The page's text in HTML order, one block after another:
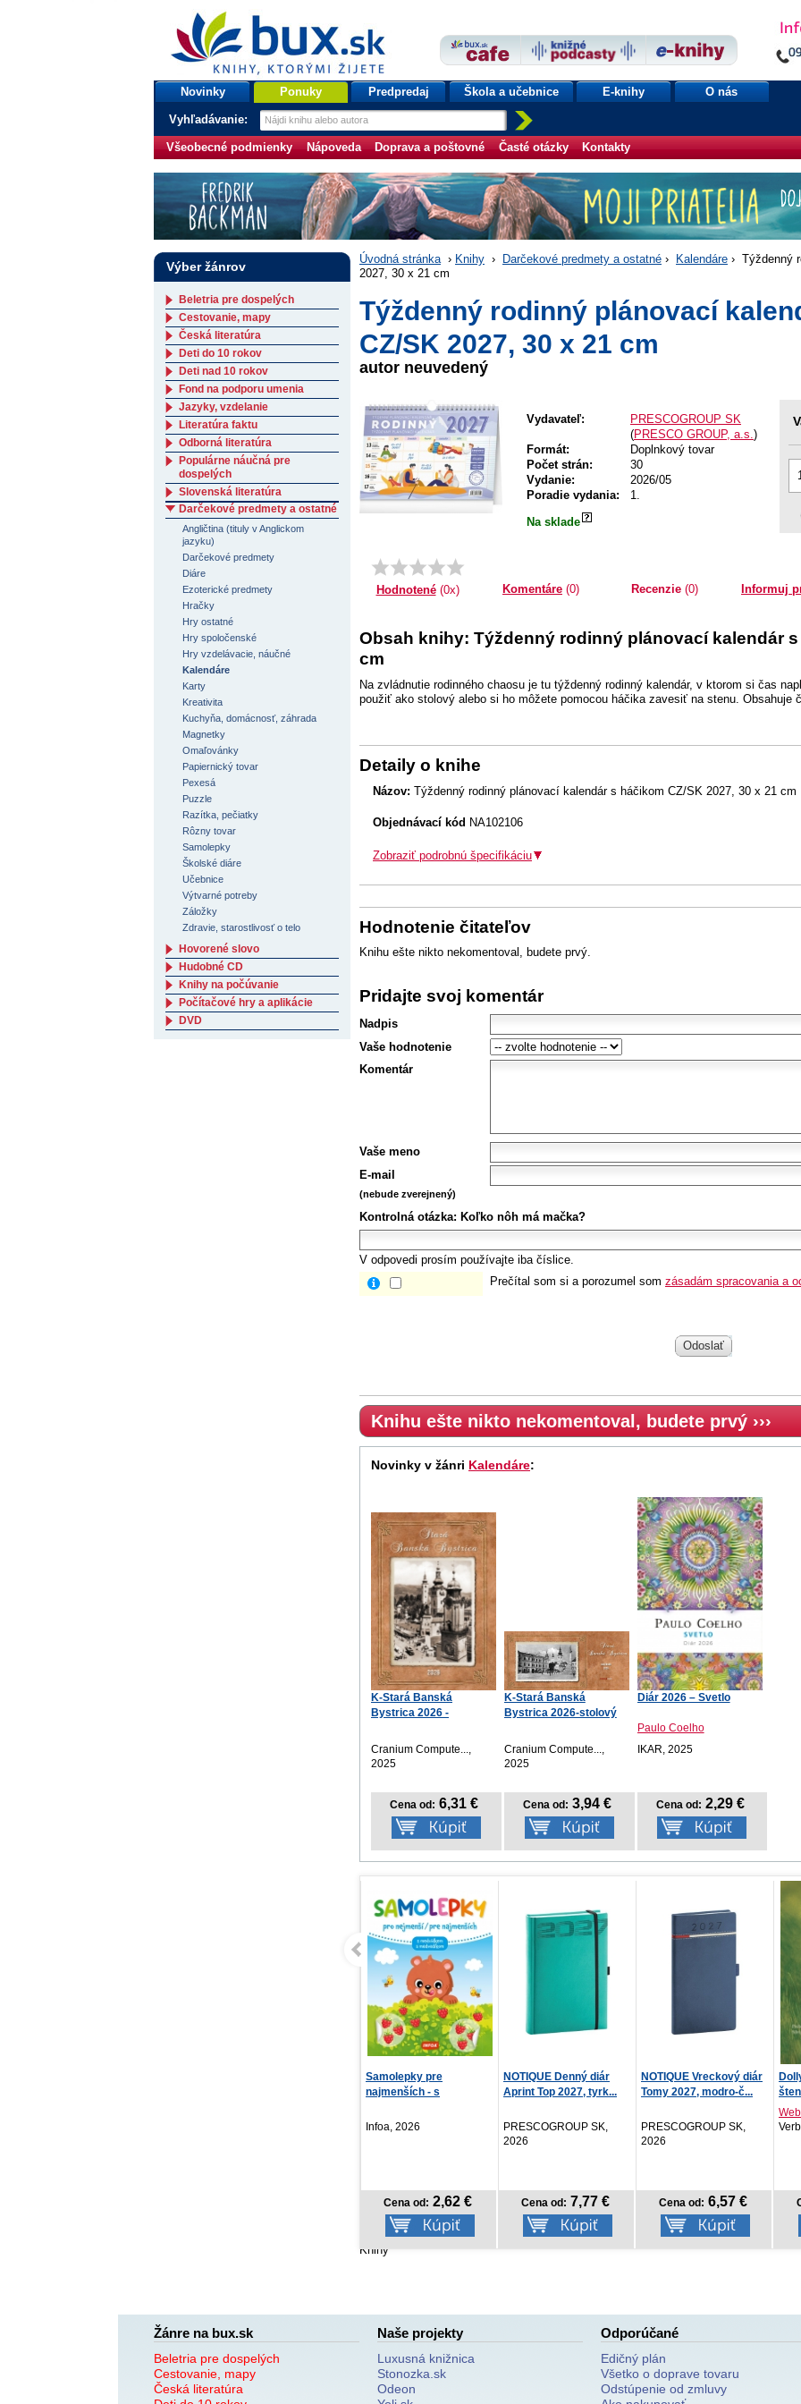
bux.sk
knihy, ktorými žijete
Úvodná stránka
Novinky Ponuky Predpredaj Škola a učebnice E-knihy O nás
Vyhľadávanie:
Všeobecné podmienky Nápoveda Doprava a poštovné Časté otázky Kontakty
Úvodná stránka › Knihy › Darčekové predmety a ostatné › Kalendáre › Týždenný
2027, 30 x 21 cm
Týždenný rodinný plánovací
CZ/SK 2027, 30 x 21 cm
autor neuvedený
Vydavateľ:
PRESCOGROUP SK
(PRESCO GROUP, a.s.)
Formát:
Doplnkový tovar
Počet strán:
30
Vydanie:
2026/05
Poradie vydania:
1.
Na sklade
Hodnotené(0x) Komentáre (0) Recenzie(0) Informuj
Obsah knihy: Týždenný rodinný plánovací kalendár s
cm
Na zvládnutie rodinného chaosu je tu týždenný rodinný kalendár, v ktorom si čas
použiť ako stolový alebo si ho môžete pomocou háčika zavesiť na stenu. Obsahuje
Detaily o knihe
Názov: Týždenný rodinný plánovací kalendár s háčikom CZ/SK 2027, 30 x 21 cm
Objednávací kód NA102106
Zobraziť podrobnú špecifikáciu
Hodnotenie čitateľov
Knihu ešte nikto nekomentoval, budete prvý.
Pridajte svoj komentár
Nadpis
Vaše hodnotenie
Komentár
Vaše meno
E-mail
(nebude zverejnený)
Kontrolná otázka: Koľko nôh má mačka?
V odpovedi prosím používajte iba číslice.
Prečítal som si a porozumel som zásadám spracovania a
Odoslať
Knihu ešte nikto nekomentoval, budete prvý ›››
Novinky v žánri Kalendáre:
K-Stará Banská
Bystrica 2026 -
Cranium Compute...,
2025
Cena od: 6,31 €
K-Stará Banská
Bystrica 2026-stolový
Cranium Compute...,
2025
Cena od: 3,94 €
Diár 2026 – Svetlo
Paulo Coelho
IKAR, 2025
Cena od: 2,29 €
NOTIQUE Denný diár
Aprint Top 2027, tyrk...
PRESCOGROUP SK,
Cena od: 7,77 €
NOTIQUE Vreckový diár
Tomy 2027, modro-č...
PRESCOGROUP SK,
Cena od: 6,57 €
Dolly, vyplašené
šteniatko
Verbarium, 2026
Cena od: 8,24
Knihy
Výber žánrov
Beletria pre dospelých
Cestovanie, mapy
Česká literatúra
Deti do 10 rokov
Deti nad 10 rokov
Fond na podporu umenia
Jazyky, vzdelanie
Literatúra faktu
Odborná literatúra
Populárne náučná pre
dospelých
Slovenská literatúra
Darčekové predmety a ostatné
Angličtina (tituly v Anglickom
jazyku)
Darčekové predmety
Diáre
Ezoterické predmety
Hračky
Hry ostatné
Hry spoločenské
Hry vzdelávacie, náučné
Kalendáre
Karty
Kreativita
Kuchyňa, domácnosť, záhrada
Magnetky
Omaľovánky
Papiernický tovar
Pexesá
Puzzle
Razítka, pečiatky
Rôzny tovar
Samolepky
Školské diáre
Učebnice
Výtvarné potreby
Záložky
Zdravie, starostlivosť o telo
Hovorené slovo
Hudobné CD
Knihy na počúvanie
Počítačové hry a aplikácie
DVD
Žánre na bux.sk
Beletria pre dospelých
Cestovanie, mapy
Česká literatúra
Naše projekty
Luxusná knižnica
Stonozka.sk
Odeon
Odporúčané
Edičný plán
Všetko o doprave tovaru
Odstúpenie od zmluvy